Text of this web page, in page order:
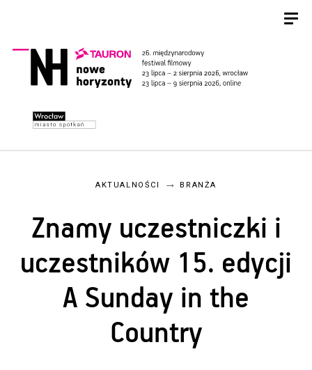
AKTUALNOŚCI BRANŻA
Znamy uczestniczki i
uczestników 15. edycji
A Sunday in the
Country